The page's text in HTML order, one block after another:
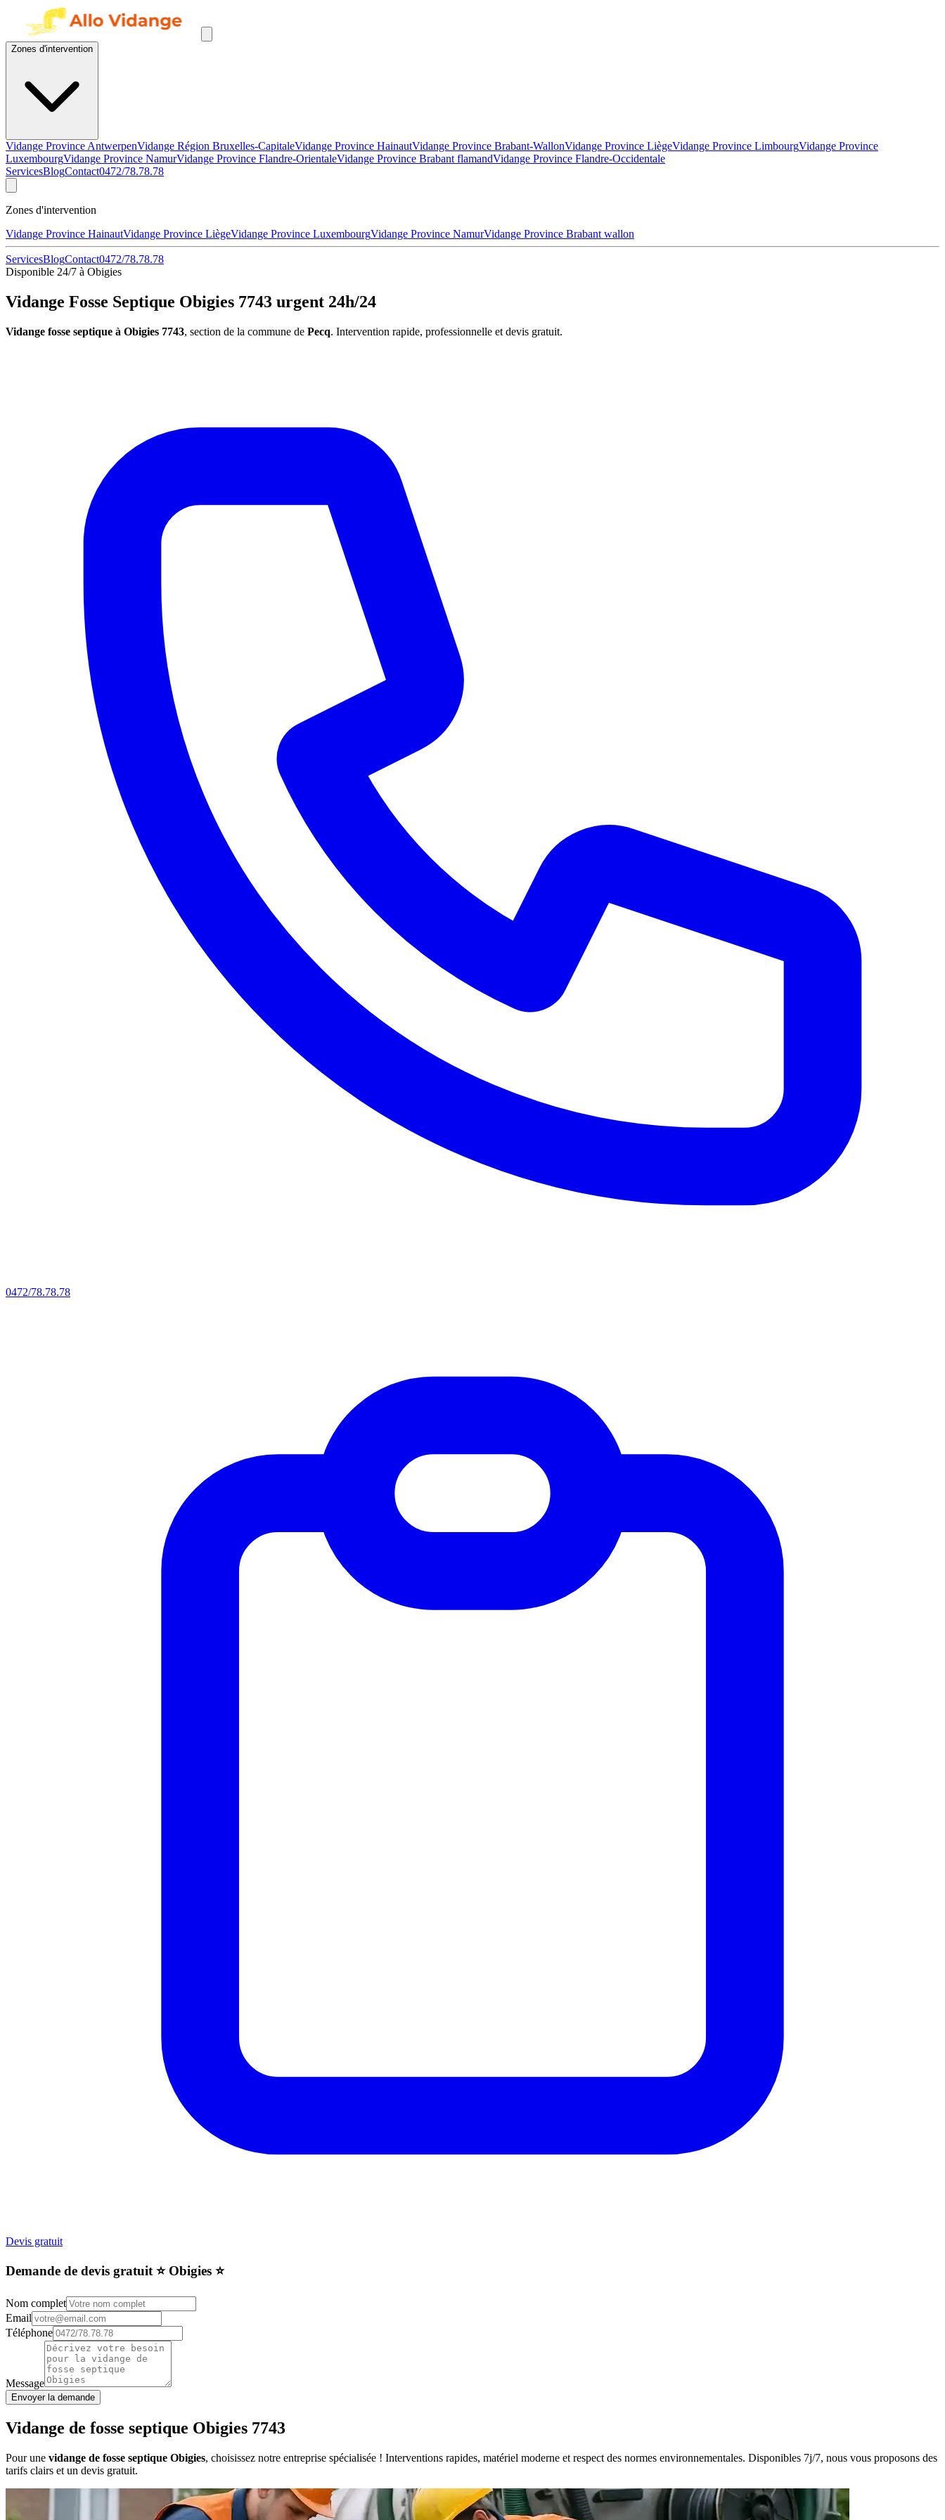
Zones d'intervention
Vidange Province AntwerpenVidange Région Bruxelles-CapitaleVidange Province HainautVidange Province Brabant-WallonVidange Province LiègeVidange Province LimbourgVidange Province
LuxembourgVidange Province NamurVidange Province Flandre-OrientaleVidange Province Brabant flamandVidange Province Flandre-Occidentale
ServicesBlogContact0472/78.78.78
Zones d'intervention
Vidange Province HainautVidange Province LiègeVidange Province LuxembourgVidange Province NamurVidange Province Brabant wallon
ServicesBlogContact0472/78.78.78
Disponible 24/7 à Obigies
Vidange Fosse Septique Obigies 7743 urgent 24h/24
Vidange fosse septique à Obigies 7743, section de la commune de Pecq. Intervention rapide, professionnelle et devis gratuit.
0472/78.78.78
Devis gratuit
Demande de devis gratuit ⭐️ Obigies ⭐️
Nom complet
Email
Téléphone
Message
Envoyer la demande
Vidange de fosse septique Obigies 7743
Pour une vidange de fosse septique Obigies, choisissez notre entreprise spécialisée ! Interventions rapides, matériel moderne et respect des normes environnementales. Disponibles 7j/7, nous vous proposons des
tarifs clairs et un devis gratuit.